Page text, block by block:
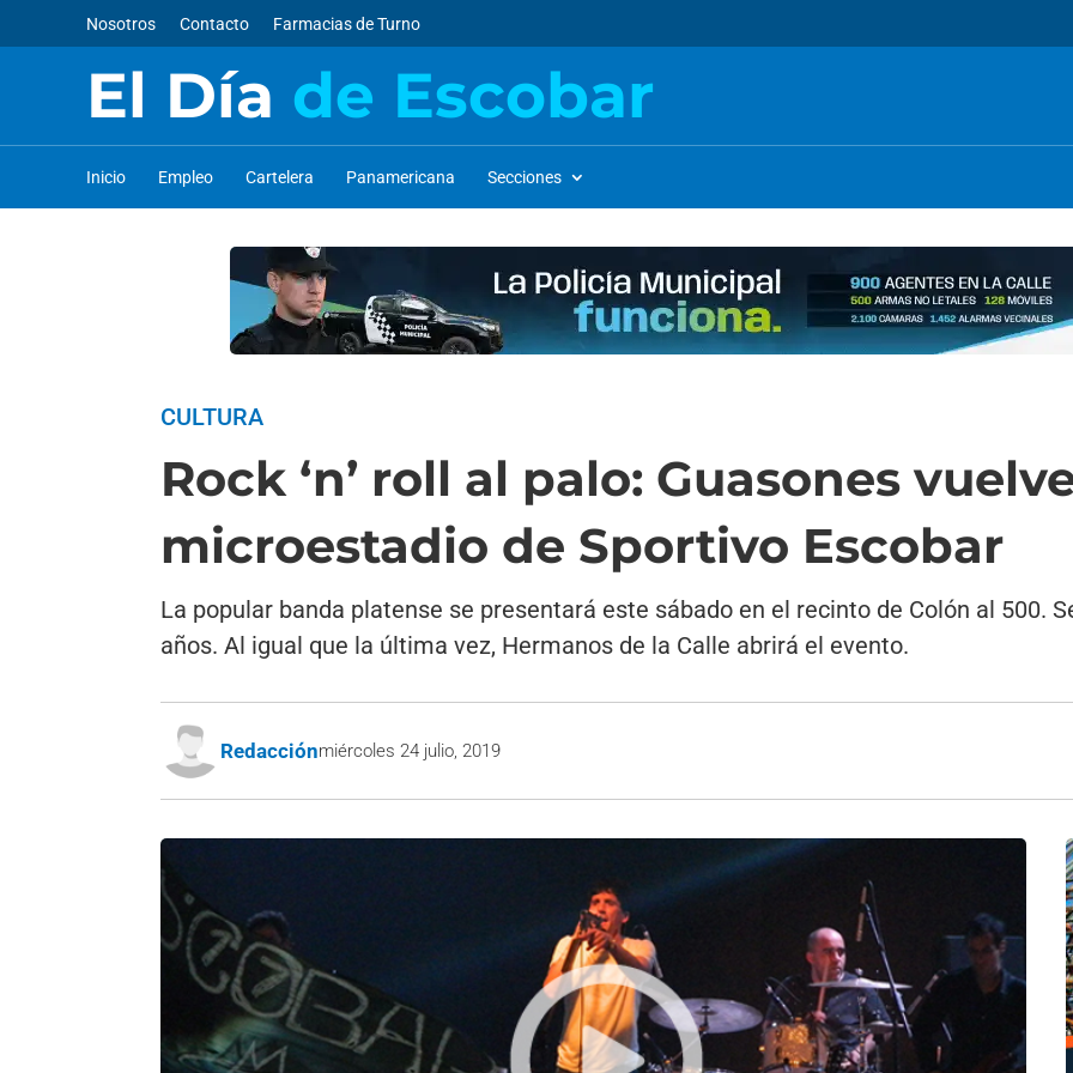
Nosotros Contacto Farmacias de Turno
El Día de Escobar
Inicio Empleo Cartelera Panamericana Secciones
CULTURA
Rock ‘n’ roll al palo: Guasones
microestadio de Sportivo Escobar
La popular banda platense se presentará este sábado en el recinto de Colón al 500.
años. Al igual que la última vez, Hermanos de la Calle abrirá el evento.
Redacciónmiércoles 24 julio, 2019